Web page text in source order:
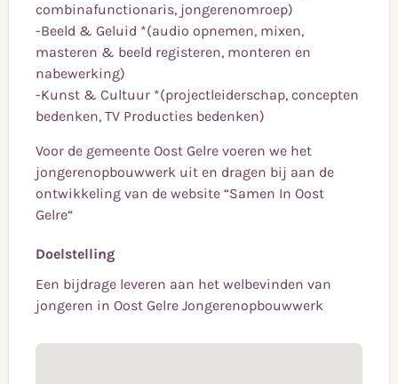
combinafunctionaris, jongerenomroep)
-Beeld & Geluid *(audio opnemen, mixen,
masteren & beeld registeren, monteren en
nabewerking)
-Kunst & Cultuur *(projectleiderschap, concepten
bedenken, TV Producties bedenken)
Voor de gemeente Oost Gelre voeren we het
jongerenopbouwwerk uit en dragen bij aan de
ontwikkeling van de website “Samen In Oost
Gelre“
Doelstelling
Een bijdrage leveren aan het welbevinden van
jongeren in Oost Gelre Jongerenopbouwwerk